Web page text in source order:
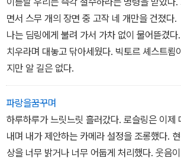
면서 스무 개의 장면 중 고작 네 개만을 건졌다.
나는 딤링에게 불려 가서 가차 없이 물어뜯겼
치우라며 대놓고 닦아세웠다. 빅토르 셰스트룀
지만 알 길은 없다.
파랑을꿈꾸며
하루하루가 느릿느릿 흘러갔다. 로슬링은 이제
내며 내가 제안하는 카메라 설정을 조롱했다.
상을 너무 밝거나 너무 어둡게 처리했다. 웃음